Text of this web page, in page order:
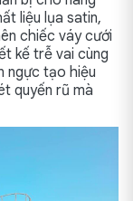
liệu lụa satin,
chiếc váy cưới
kế trễ vai cùng
ngực tạo hiệu
quyến rũ mà